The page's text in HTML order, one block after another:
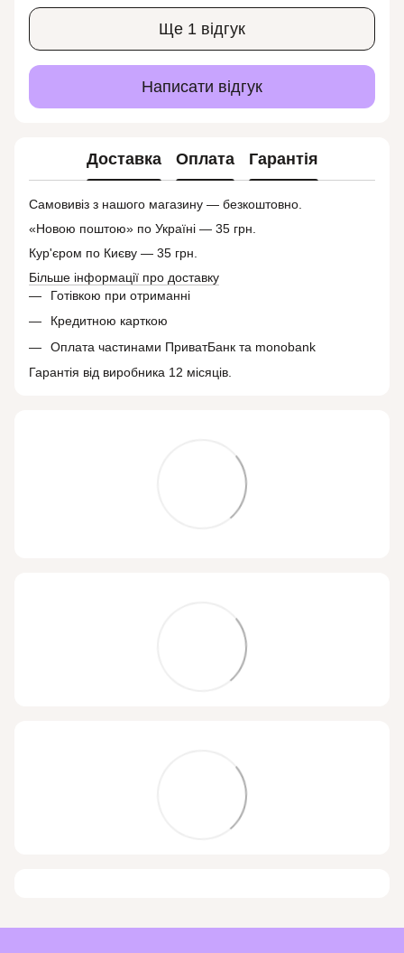
Ще 1 відгук
Написати відгук
Доставка Оплата Гарантія
Самовивіз з нашого магазину — безкоштовно.
«Новою поштою» по Україні — 35 грн.
Кур'єром по Києву — 35 грн.
Більше інформації про доставку
Готівкою при отриманні
Кредитною карткою
Оплата частинами ПриватБанк та monobank
Гарантія від виробника 12 місяців.